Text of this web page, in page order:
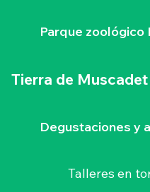
Parque zoológico
Tierra de Muscadet
Degustaciones y
Talleres en
y convivencia.
Vignoble Nantais este
la agenda de Clisson?
y lo que está por
nuestra agenda que
Filtre por fecha,
su próxima
consulte nuestras
acontecimientos y a